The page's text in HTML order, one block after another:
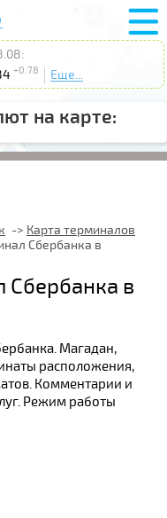
+0.78 Еще...
на карте:
EUR
Карта терминалов
Сбербанка в
в
Магадан,
расположения,
Комментарии и
Режим работы